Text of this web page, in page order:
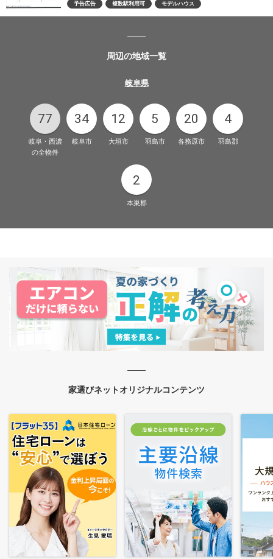
予告広告 複数駅利用可 モデルハウス
周辺の地域一覧
岐阜県
77
岐阜・西濃
の全物件
34
岐阜市
12
大垣市
5
羽島市
20
各務原市
4
羽島郡
2
本巣郡
家選びネットオリジナルコンテンツ